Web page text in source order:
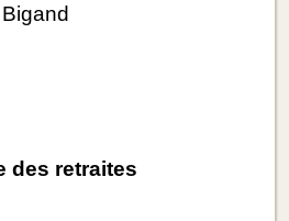
des retraites